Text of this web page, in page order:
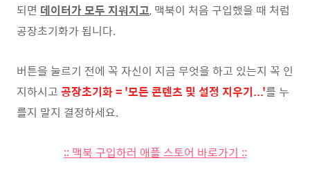
되면 데이터가 모두 지워지고, 맥북이 처음 구입했을 때 처럼
공장초기화가 됩니다.
버튼을 눌르기 전에 꼭 자신이 지금 무엇을 하고 있는지 꼭 인
지하시고 공장초기화 = '모든 콘텐츠 및 설정 지우기...'를 누
를지 말지 결정하세요.
:: 맥북 구입하러 애플 스토어 바로가기 ::